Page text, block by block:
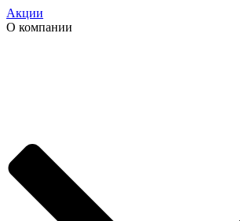
Акции
О компании